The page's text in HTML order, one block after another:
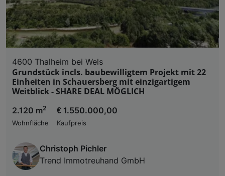
4600 Thalheim bei Wels
Grundstück incls. baubewilligtem Projekt mit 22
Einheiten in Schauersberg mit einzigartigem
Weitblick - SHARE DEAL MÖGLICH
2.120 m2
Wohnfläche
€ 1.550.000,00
Kaufpreis
Christoph Pichler
Trend Immotreuhand GmbH